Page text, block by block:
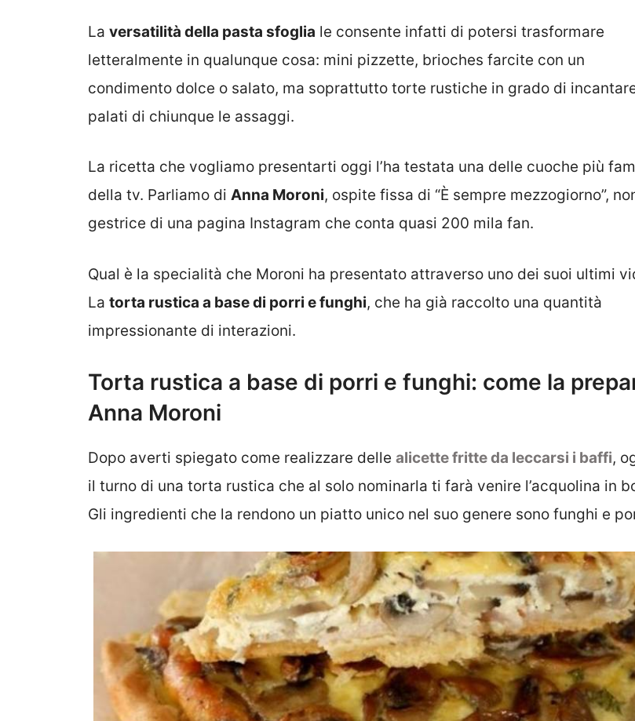
La versatilità della pasta sfoglia le consente infatti di potersi trasformare
letteralmente in qualunque cosa: mini pizzette, brioches farcite con un
condimento dolce o salato, ma soprattutto torte rustiche in grado di
palati di chiunque le assaggi.
La ricetta che vogliamo presentarti oggi l’ha testata una delle cuoche più
della tv. Parliamo di Anna Moroni, ospite fissa di “È sempre mezzogiorno”,
gestrice di una pagina Instagram che conta quasi 200 mila fan.
Qual è la specialità che Moroni ha presentato attraverso uno dei suoi ultimi
La torta rustica a base di porri e funghi, che ha già raccolto una quantità
impressionante di interazioni.
Torta rustica a base di porri e funghi: come la
Anna Moroni
Dopo averti spiegato come realizzare delle alicette fritte da leccarsi i baffi,
il turno di una torta rustica che al solo nominarla ti farà venire l’acquolina in
Gli ingredienti che la rendono un piatto unico nel suo genere sono funghi e